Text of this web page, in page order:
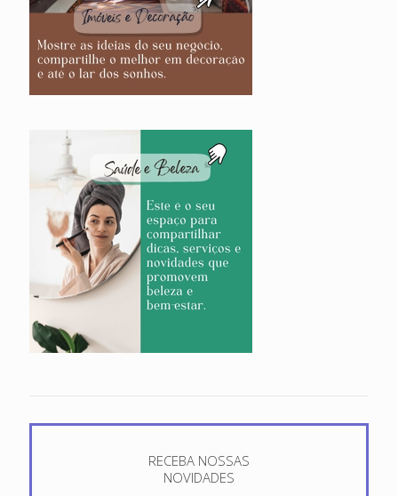
RECEBA NOSSAS
NOVIDADES